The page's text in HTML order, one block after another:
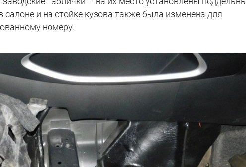
и на стойке кузова также была изменена для
номеру.